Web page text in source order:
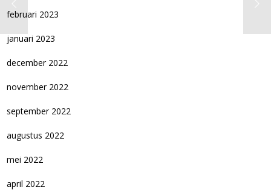
februari 2023
januari 2023
december 2022
november 2022
september 2022
augustus 2022
mei 2022
april 2022